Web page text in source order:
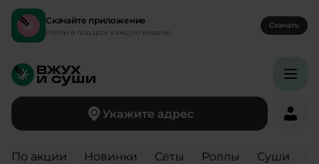
Скачайте приложение
Роллы в подарок каждую неделю
Скачать
Укажите адрес
По акции Новинки Сеты Роллы Суши